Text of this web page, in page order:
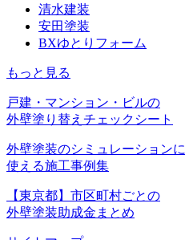
清水建装
安田塗装
BXゆとりフォーム
もっと見る
戸建・マンション・ビルの
外壁塗り替えチェックシート
外壁塗装のシミュレーションに
使える施工事例集
【東京都】市区町村ごとの
外壁塗装助成金まとめ